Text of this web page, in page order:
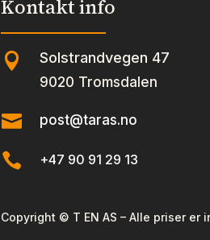
Kontakt info
 Solstrandvegen 47
9020 Tromsdalen
 post@taras.no
 +47 90 91 29 13
Copyright © T EN AS – Alle priser er